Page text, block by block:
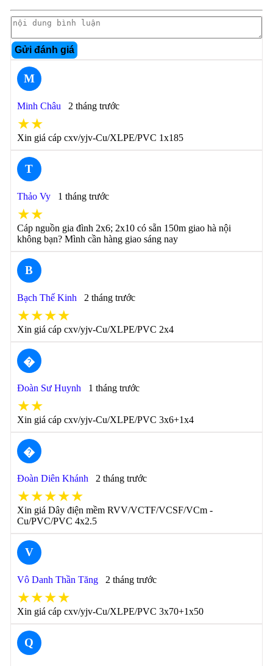
Gửi đánh giá
M
Minh Châu 2 tháng trước
★★
Xin giá cáp cxv/yjv-Cu/XLPE/PVC 1x185
T
Thảo Vy 1 tháng trước
★★
Cáp nguồn gia đình 2x6; 2x10 có sẵn 150m giao hà nội
không bạn? Mình cần hàng giao sáng nay
B
Bạch Thế Kinh 2 tháng trước
★★★★
Xin giá cáp cxv/yjv-Cu/XLPE/PVC 2x4
�
Đoàn Sư Huynh 1 tháng trước
★★
Xin giá cáp cxv/yjv-Cu/XLPE/PVC 3x6+1x4
�
Đoàn Diên Khánh 2 tháng trước
★★★★★
Xin giá Dây điện mềm RVV/VCTF/VCSF/VCm -
Cu/PVC/PVC 4x2.5
V
Vô Danh Thần Tăng 2 tháng trước
★★★★
Xin giá cáp cxv/yjv-Cu/XLPE/PVC 3x70+1x50
Q